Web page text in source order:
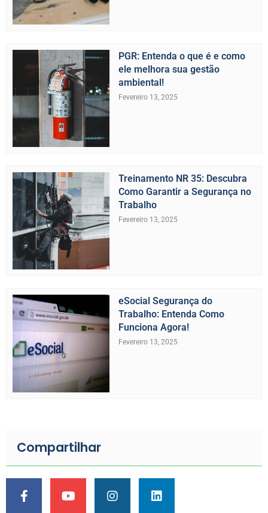
PGR: Entenda o que é e como
ele melhora sua gestão
ambiental!
Fevereiro 13, 2025
Treinamento NR 35: Descubra
Como Garantir a Segurança no
Trabalho
Fevereiro 13, 2025
eSocial Segurança do
Trabalho: Entenda Como
Funciona Agora!
Fevereiro 13, 2025
Compartilhar